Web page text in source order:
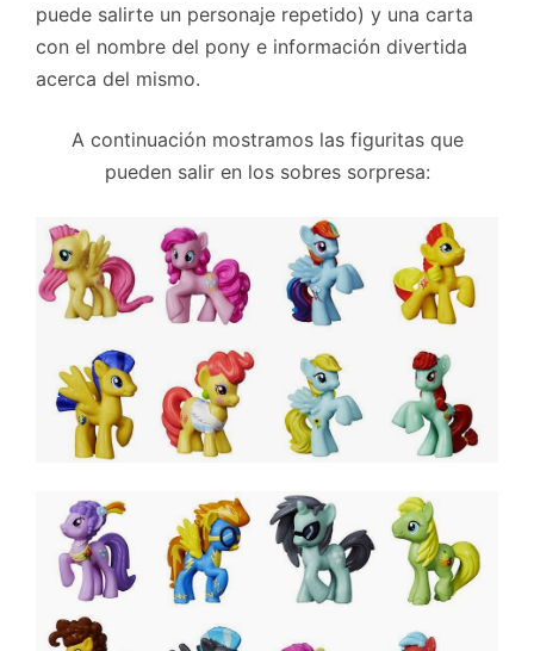
puede salirte un personaje repetido) y una carta
con el nombre del pony e información divertida
acerca del mismo.
A continuación mostramos las figuritas que
pueden salir en los sobres sorpresa: